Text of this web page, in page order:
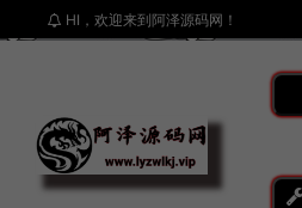
HI，欢迎来到阿泽源码网！